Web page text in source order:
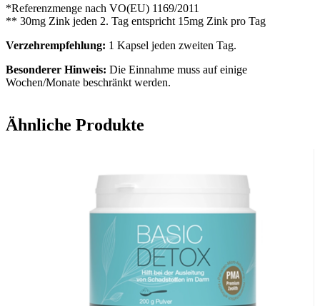
*Referenzmenge nach VO(EU) 1169/2011
** 30mg Zink jeden 2. Tag entspricht 15mg Zink pro Tag
Verzehrempfehlung: 1 Kapsel jeden zweiten Tag.
Besonderer Hinweis: Die Einnahme muss auf einige
Wochen/Monate beschränkt werden.
✓ vegan ✓ vegetarisch ✓ lactosefrei ✓ glutenfrei
Wichtige Hinweise:
Nahrungsergänzungsmittel stellen keinen Ersatz für eine
abwechslungsreiche und ausgewogene Ernährung sowie für eine
gesunde Lebensweise dar. Die angegebene empfohlene Tagesdosis
nicht überschreiten. Für Kinder unerreichbar aufbewahren.
Ähnliche Produkte